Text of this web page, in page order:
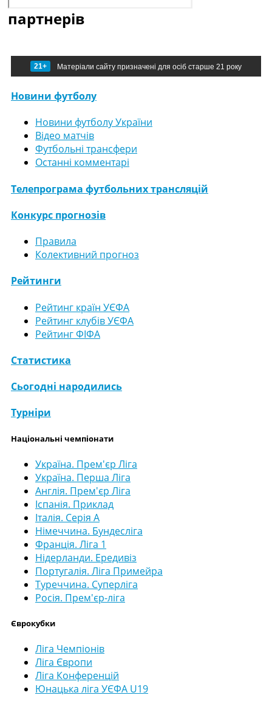
партнерів
21+ Матеріали сайту призначені для осіб старше 21 року
Новини футболу
Новини футболу України
Відео матчів
Футбольні трансфери
Останні комментарі
Телепрограма футбольних трансляцій
Конкурс прогнозів
Правила
Колективний прогноз
Рейтинги
Рейтинг країн УЄФА
Рейтинг клубів УЄФА
Рейтинг ФІФА
Статистика
Сьогодні народились
Турніри
Національні чемпіонати
Україна. Прем'єр Ліга
Україна. Перша Ліга
Англія. Прем'єр Ліга
Іспанія. Приклад
Італія. Серія А
Німеччина. Бундесліга
Франція. Ліга 1
Нідерланди. Ередивіз
Португалія. Ліга Примейра
Туреччина. Суперліга
Росія. Прем'єр-ліга
Єврокубки
Ліга Чемпіонів
Ліга Європи
Ліга Конференцій
Юнацька ліга УЄФА U19